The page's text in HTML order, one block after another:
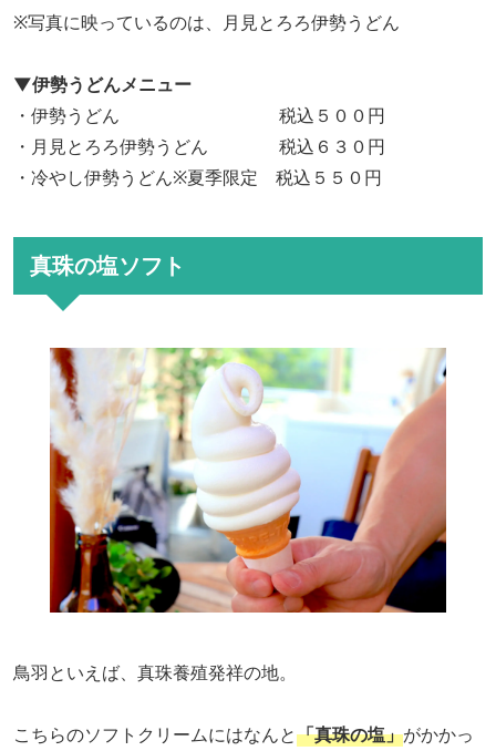
※写真に映っているのは、月見とろろ伊勢うどん
▼伊勢うどんメニュー
・伊勢うどん 税込５００円
・月見とろろ伊勢うどん 税込６３０円
・冷やし伊勢うどん※夏季限定 税込５５０円
真珠の塩ソフト
鳥羽といえば、真珠養殖発祥の地。
こちらのソフトクリームにはなんと「真珠の塩」がかかっ